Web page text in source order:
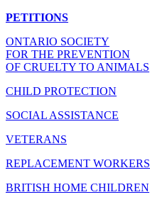
PETITIONS
ONTARIO SOCIETY
FOR THE PREVENTION
OF CRUELTY TO ANIMALS
CHILD PROTECTION
SOCIAL ASSISTANCE
VETERANS
REPLACEMENT WORKERS
BRITISH HOME CHILDREN